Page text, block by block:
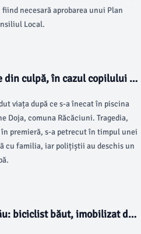
necesară aprobarea unui Plan
Local.
culpă, în cazul copilului de
cu apă
viața după ce s-a înecat în piscina
Doja, comuna Răcăciuni. Tragedia,
în premieră, s-a petrecut în timpul unei
cu familia, iar polițiștii au deschis un
biciclist băut, imobilizat de